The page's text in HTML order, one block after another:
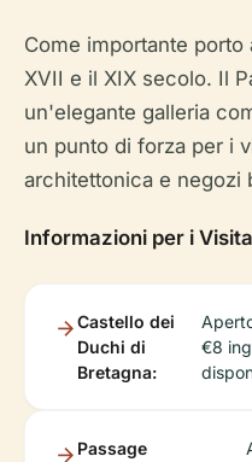
Come importante
XVII e il XIX secolo. Il
un'elegante galleria
un punto di forza per i
architettonica e negozi
Informazioni per i
Castello dei
Duchi di
Bretagna:
€8
Passage